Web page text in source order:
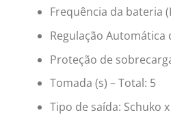
Frequência da bateria
Regulação Automática
Proteção de
Tomada (s) – Total: 5
Tipo de saída: Schuko